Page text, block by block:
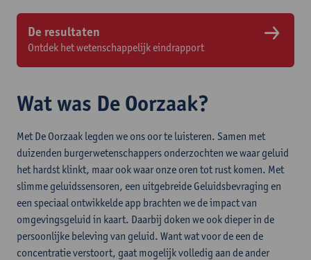
De resultaten
Ontdek het wetenschappelijk eindrapport
Wat was De Oorzaak?
Met De Oorzaak legden we ons oor te luisteren. Samen met
duizenden burgerwetenschappers onderzochten we waar geluid
het hardst klinkt, maar ook waar onze oren tot rust komen. Met
slimme geluidssensoren, een uitgebreide Geluidsbevraging en
een speciaal ontwikkelde app brachten we de impact van
omgevingsgeluid in kaart. Daarbij doken we ook dieper in de
persoonlijke beleving van geluid. Want wat voor de een de
concentratie verstoort, gaat mogelijk volledig aan de ander